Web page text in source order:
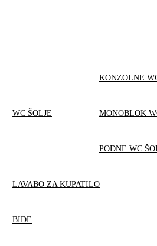
WC ŠOLJE
KONZOLNE
MONOBLOK
PODNE WC
LAVABO ZA KUPATILO
BIDE